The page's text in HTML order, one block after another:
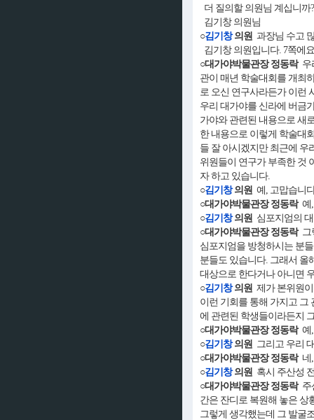
더 질의할 의원님 계십니까?
김기창 의원님
○김기창의원 과장님 수고
김기창 의원입니다. 7쪽에
○대가야박물관장 정동락우
관이 매년 학술대회를 개최
로 오신 연구사라든가 이런
우리 대가야를 신라에 버금
가야와 관련된 내용으로 새
한 내용으로 이렇게 학술대
들 잘 아시겠지만 최근에 우
위원들이 연구가 부족한 것
자 하고 있습니다.
○김기창의원 예, 고맙습니
○대가야박물관장 정동락예,
○김기창의원 심포지엄의
○대가야박물관장 정동락그
심포지엄을 방청하시는 분
분들도 있습니다. 그래서 올
대상으로 한다거나 아니면
○김기창의원 제가 본위원
이런 기회를 통해 가지고 그
에 관련된 학생들이라든지
○대가야박물관장 정동락예,
○김기창의원 그리고 우리
○대가야박물관장 정동락네,
○김기창의원 혹시 주산성
○대가야박물관장 정동락주
간은 잔디로 복원해 놓은 상
그렇게 생각했는데 그 발굴